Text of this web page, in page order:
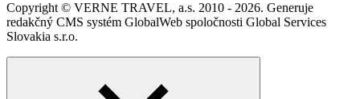
Copyright © VERNE TRAVEL, a.s. 2010 - 2026. Generuje
redakčný CMS systém GlobalWeb spoločnosti Global Services
Slovakia s.r.o.